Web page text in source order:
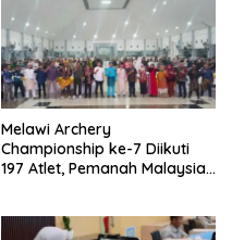
Melawi Archery
Championship ke-7 Diikuti
197 Atlet, Pemanah Malaysia